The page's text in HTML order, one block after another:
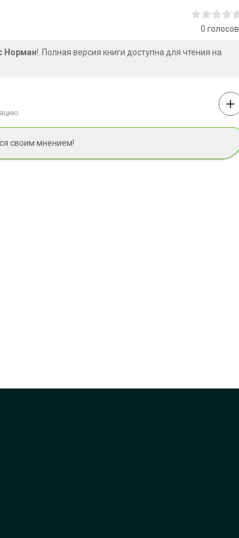
0 голосов
Норман!. Полная версия книги доступна для чтения на
своим мнением!